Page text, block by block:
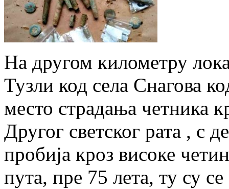
На другом километру
Тузли код села Снагова
место страдања четника
Другог светског рата , с
пробија кроз високе
пута, пре 75 лета, ту су